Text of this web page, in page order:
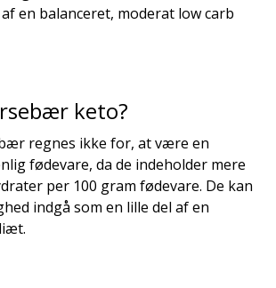
en balanceret, moderat low carb
keto?
regnes ikke for, at være en
fødevare, da de indeholder mere
per 100 gram fødevare. De kan
indgå som en lille del af en